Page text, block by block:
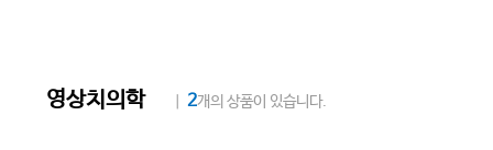
영상치의학 2개의 상품이 있습니다.